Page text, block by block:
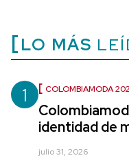
LO MÁS
1 COLOMBIAMODA
identidad de
julio 31, 2026